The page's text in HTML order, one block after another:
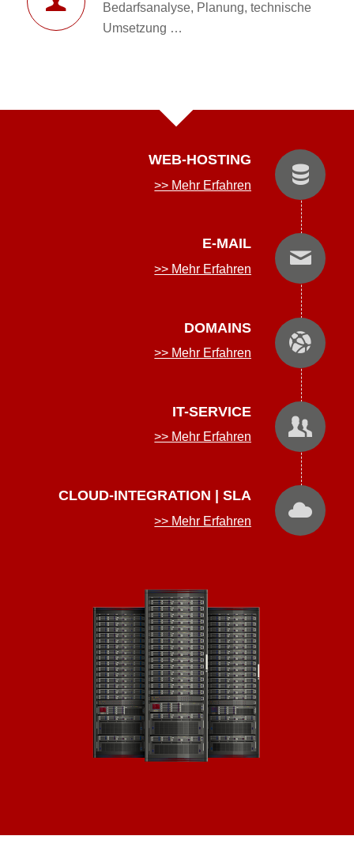
Bedarfsanalyse, Planung, technische
Umsetzung …
WEB-HOSTING
>> Mehr Erfahren
E-MAIL
>> Mehr Erfahren
DOMAINS
>> Mehr Erfahren
IT-SERVICE
>> Mehr Erfahren
CLOUD-INTEGRATION | SLA
>> Mehr Erfahren